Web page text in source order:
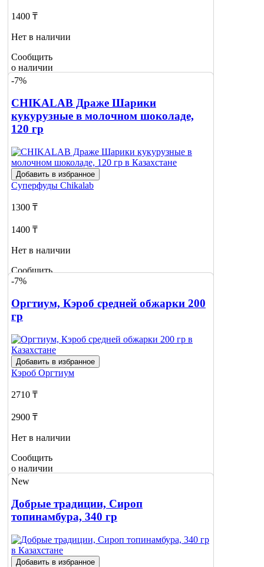
1400 ₸
Нет в наличии
Сообщить
о наличии
-7%
CHIKALAB Драже Шарики
кукурузные в молочном шоколаде,
120 гр
Добавить в избранное
Суперфуды Chikalab
1300 ₸
1400 ₸
Нет в наличии
Сообщить
о наличии
-7%
Оргтиум, Кэроб средней обжарки 200
гр
Добавить в избранное
Кэроб Оргтиум
2710 ₸
2900 ₸
Нет в наличии
Сообщить
о наличии
New
Добрые традиции, Сироп
топинамбура, 340 гр
Добавить в избранное